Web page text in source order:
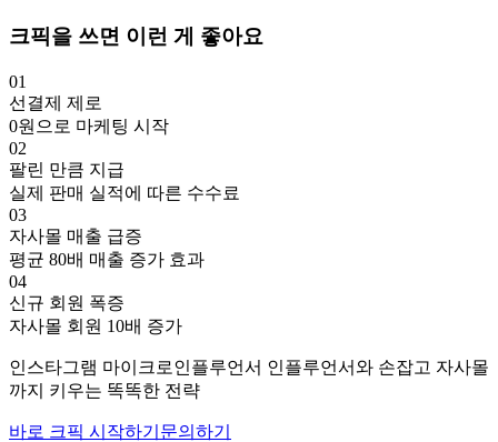
크픽을 쓰면 이런 게 좋아요
01
선결제 제로
0원으로 마케팅 시작
02
팔린 만큼 지급
실제 판매 실적에 따른 수수료
03
자사몰 매출 급증
평균 80배 매출 증가 효과
04
신규 회원 폭증
자사몰 회원 10배 증가
인스타그램 마이크로인플루언서 인플루언서와 손잡고 자사몰
까지 키우는 똑똑한 전략
바로 크픽 시작하기 문의하기